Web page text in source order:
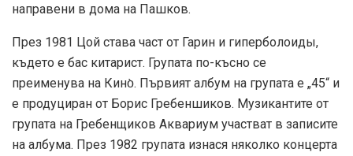
направени в дома на Пашков.
През 1981 Цой става част от Гарин и гиперболоиды,
където е бас китарист. Групата по-късно се
преименува на Кино̀. Първият албум на групата е „45“ и
е продуциран от Борис Гребеншиков. Музикантите от
групата на Гребенщиков Аквариум участват в записите
на албума. През 1982 групата изнася няколко концерта